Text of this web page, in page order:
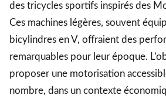
des tricycles sportifs inspirés des
Ces machines légères, souvent
bicylindres en V, offraient des
remarquables pour leur époque.
proposer une motorisation
nombre, dans un contexte